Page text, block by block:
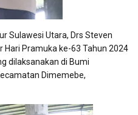
Sulawesi Utara, Drs Steven
Hari Pramuka ke-63 Tahun 2024
dilaksanakan di Bumi
Dimemebe,